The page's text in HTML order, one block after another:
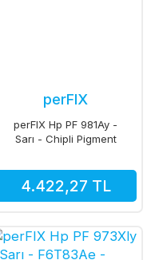
perFIX
perFIX Hp PF 981Ay -
Sarı - Chipli Pigment
4.422,27 TL